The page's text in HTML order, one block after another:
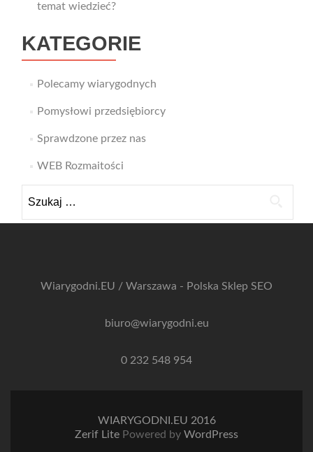
temat wiedzieć?
KATEGORIE
Polecamy wiarygodnych
Pomysłowi przedsiębiorcy
Sprawdzone przez nas
WEB Rozmaitości
Wiarygodni.EU / Warszawa - Polska Sklep SEO
biuro@wiarygodni.eu
0 232 548 954
WIARYGODNI.EU 2016
Zerif Lite Powered by WordPress